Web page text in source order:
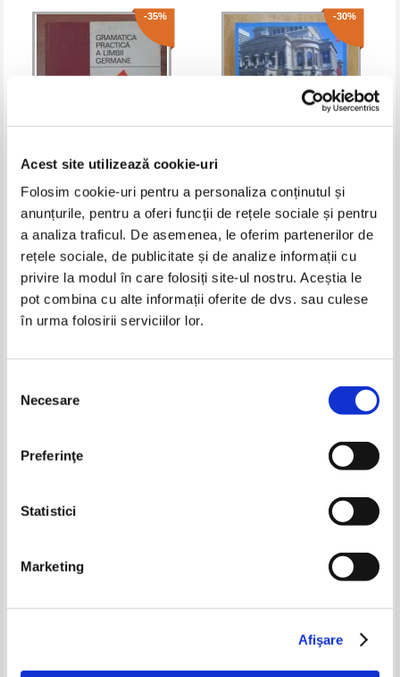
Acest site utilizează cookie-uri
Folosim cookie-uri pentru a personaliza conținutul și
anunțurile, pentru a oferi funcții de rețele sociale și pentru
a analiza traficul. De asemenea, le oferim partenerilor de
rețele sociale, de publicitate și de analize informații cu
privire la modul în care folosiți site-ul nostru. Aceștia le
pot combina cu alte informații oferite de dvs. sau culese
în urma folosirii serviciilor lor.
consimțământului
Necesare
Preferinţe
Statistici
Marketing
Afişare
-35%
Emilia Savin - Gramatica
practica a limbii germane
Pret:34,00Lei 22,10 Lei
Adaugă în coș
-30%
Orlando Balas - Limba germana.
Exercitii de gramatica si
vocabular
Pret: 34,00Lei 23,80 Lei
Adaugă în coș
-35%
Deutsch. Ein Lehrbuch fur
Adaugă în coș
Wolfram Klatt - Metoda
Larousse de invatare a limbii